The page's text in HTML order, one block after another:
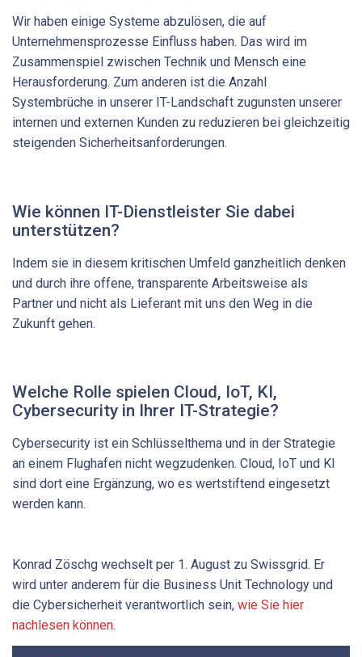
Wir haben einige Systeme abzulösen, die auf
Unternehmens­prozesse Einfluss haben. Das wird im
Zusammenspiel zwischen Technik und Mensch eine
Herausforderung. Zum anderen ist die Anzahl
Systembrüche in unserer IT-Landschaft zugunsten unserer
internen und externen Kunden zu reduzieren bei gleichzeitig
steigenden Sicherheitsanforderungen.
Wie können IT-Dienstleister Sie dabei
unterstützen?
Indem sie in diesem kritischen Umfeld ganzheitlich denken
und durch ihre offene, transparente Arbeitsweise als
Partner und nicht als Lieferant mit uns den Weg in die
Zukunft gehen.
Welche Rolle spielen Cloud, IoT, KI,
Cybersecurity in Ihrer IT-Strategie?
Cybersecurity ist ein Schlüsselthema und in der Strategie
an einem Flughafen nicht wegzudenken. Cloud, IoT und KI
sind dort eine Ergänzung, wo es wertstiftend eingesetzt
werden kann.
Konrad Zöschg wechselt per 1. August zu Swissgrid. Er
wird unter anderem für die Business Unit Technology und
die Cybersicherheit verantwortlich sein, wie Sie hier
nachlesen können.